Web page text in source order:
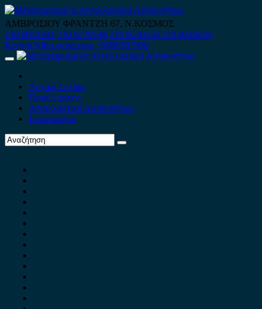
Skip
to
content
ΑΜΒΡΟΣΙΟΥ ΦΡΑΝΤΖΗ 67, Ν.ΚΟΣΜΟΣ
210 9012444 210 9239148 210 9238158 210 9026839
Κινητό-Viber-whatsapp : 6980507900
Primary
Αρχική Σελίδα
Ποιοί είμαστε
Ανταλλακτικά Αυτοκινήτων
Επικοινωνία